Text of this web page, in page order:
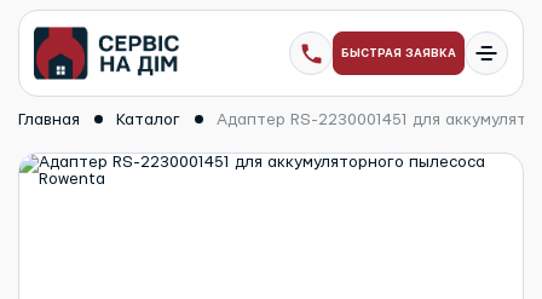
БЫСТРАЯ ЗАЯВКА
Главная Каталог Адаптер RS-2230001451 для